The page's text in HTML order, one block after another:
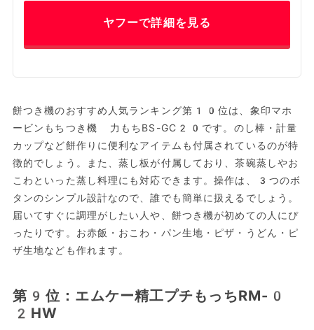
ヤフーで詳細を見る
餅つき機のおすすめ人気ランキング第10位は、象印マホ
ービンもちつき機 力もちBS-GC20です。のし棒・計量
カップなど餅作りに便利なアイテムも付属されているのが特
徴的でしょう。また、蒸し板が付属しており、茶碗蒸しやお
こわといった蒸し料理にも対応できます。操作は、3つのボ
タンのシンプル設計なので、誰でも簡単に扱えるでしょう。
届いてすぐに調理がしたい人や、餅つき機が初めての人にぴ
ったりです。お赤飯・おこわ・パン生地・ピザ・うどん・ピ
ザ生地なども作れます。
第9位：エムケー精工プチもっちRM-0
2HW